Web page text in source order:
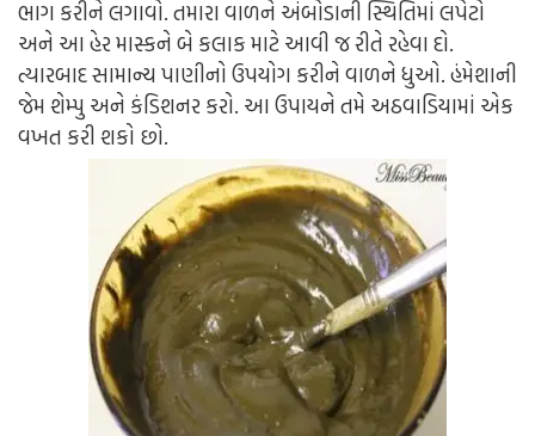
ભાગ કરીને લગાવો. તમારા વાળને અંબોડાની સ્થિતિમાં લપેટો
અને આ હેર માસ્કને બે કલાક માટે આવી જ રીતે રહેવા દો.
ત્યારબાદ સામાન્ય પાણીનો ઉપયોગ કરીને વાળને ધુઓ. હંમેશાની
જેમ શેમ્પુ અને કંડિશનર કરો. આ ઉપાયને તમે અઠવાડિયામાં એક
વખત કરી શકો છો.